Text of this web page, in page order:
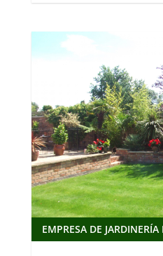
EMPRESA DE